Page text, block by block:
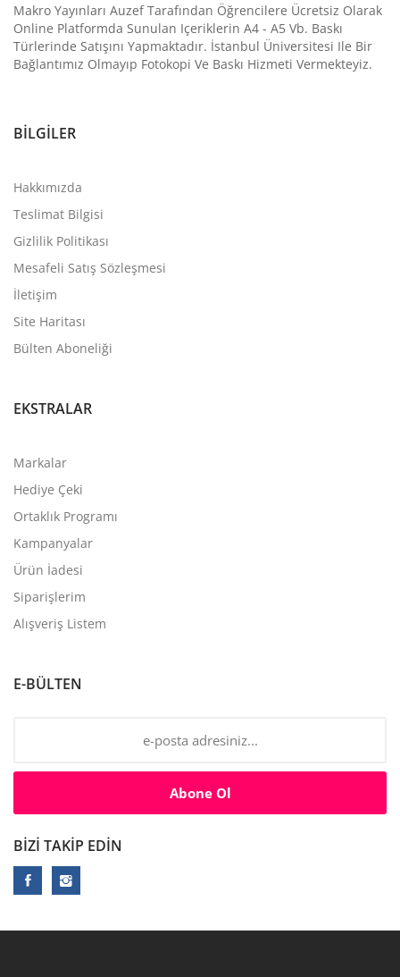
Makro Yayınları Auzef Tarafından Öğrencilere Ücretsiz Olarak
Online Platformda Sunulan Içeriklerin A4 - A5 Vb. Baskı
Türlerinde Satışını Yapmaktadır. İstanbul Üniversitesi Ile Bir
Bağlantımız Olmayıp Fotokopi Ve Baskı Hizmeti Vermekteyiz.
BILGILER
Hakkımızda
Teslimat Bilgisi
Gizlilik Politikası
Mesafeli Satış Sözleşmesi
İletişim
Site Haritası
Bülten Aboneliği
EKSTRALAR
Markalar
Hediye Çeki
Ortaklık Programı
Kampanyalar
Ürün İadesi
Siparişlerim
Alışveriş Listem
E-BÜLTEN
Abone Ol
BIZI TAKIP EDIN